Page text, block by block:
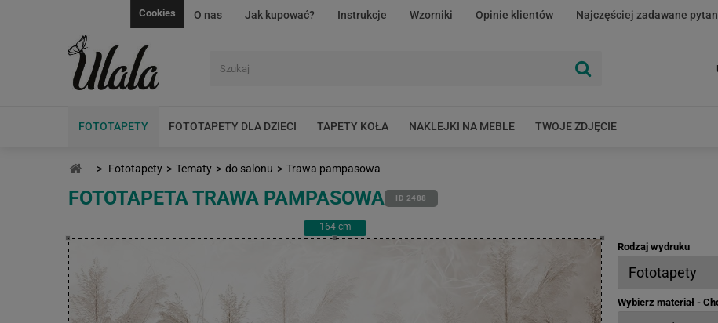
O nas Jak kupować? Instrukcje Wzorniki Opinie klientów Najczęściej zadawane
Cookies
FOTOTAPETY FOTOTAPETY DLA DZIECI TAPETY KOŁA NAKLEJKI NA MEBLE TWOJE ZDJĘCIE
> Fototapety > Tematy > do salonu > Trawa pampasowa
FOTOTAPETA TRAWA PAMPASOWA ID 2488
164cm
Rodzaj wydruku
Wybierz materiał -